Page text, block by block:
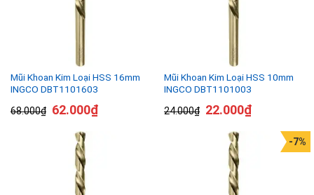
Mũi Khoan Kim Loại HSS 16mm
INGCO DBT1101603
68.000₫ 62.000₫
Mũi Khoan Kim Loại HSS 10mm
INGCO DBT1101003
24.000₫ 22.000₫
-7%